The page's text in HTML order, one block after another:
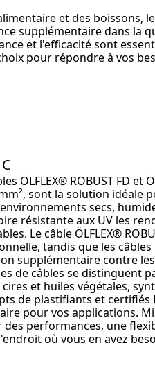
et des boissons,
supplémentaire dans la
et l'efficacité sont
pour répondre à vos
ÖLFLEX® ROBUST FD et
sont la solution idéale
secs,
résistante aux UV les
Le câble ÖLFLEX®
tandis que les câbles
supplémentaire contre
de câbles se distinguent
et huiles végétales,
de plastifiants et certifiés
pour vos applications.
des performances, une
où vous en avez